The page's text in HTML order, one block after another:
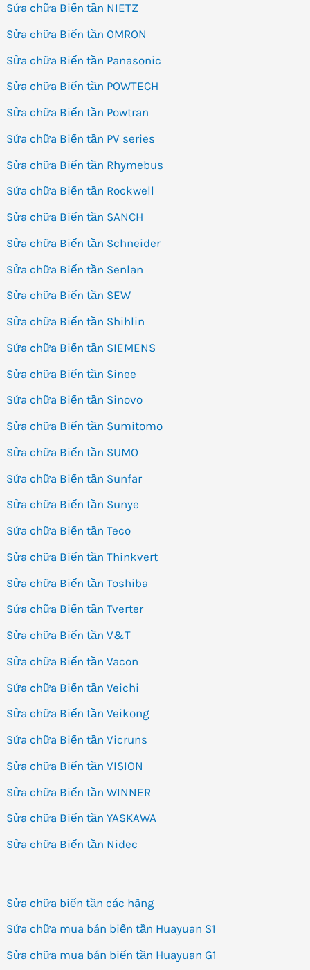
Sửa chữa Biến tần NIETZ
Sửa chữa Biến tần OMRON
Sửa chữa Biến tần Panasonic
Sửa chữa Biến tần POWTECH
Sửa chữa Biến tần Powtran
Sửa chữa Biến tần PV series
Sửa chữa Biến tần Rhymebus
Sửa chữa Biến tần Rockwell
Sửa chữa Biến tần SANCH
Sửa chữa Biến tần Schneider
Sửa chữa Biến tần Senlan
Sửa chữa Biến tần SEW
Sửa chữa Biến tần Shihlin
Sửa chữa Biến tần SIEMENS
Sửa chữa Biến tần Sinee
Sửa chữa Biến tần Sinovo
Sửa chữa Biến tần Sumitomo
Sửa chữa Biến tần SUMO
Sửa chữa Biến tần Sunfar
Sửa chữa Biến tần Sunye
Sửa chữa Biến tần Teco
Sửa chữa Biến tần Thinkvert
Sửa chữa Biến tần Toshiba
Sửa chữa Biến tần Tverter
Sửa chữa Biến tần V&T
Sửa chữa Biến tần Vacon
Sửa chữa Biến tần Veichi
Sửa chữa Biến tần Veikong
Sửa chữa Biến tần Vicruns
Sửa chữa Biến tần VISION
Sửa chữa Biến tần WINNER
Sửa chữa Biến tần YASKAWA
Sửa chữa Biến tần Nidec
Sửa chữa biến tần các hãng
Sửa chữa mua bán biến tần Huayuan S1
Sửa chữa mua bán biến tần Huayuan G1